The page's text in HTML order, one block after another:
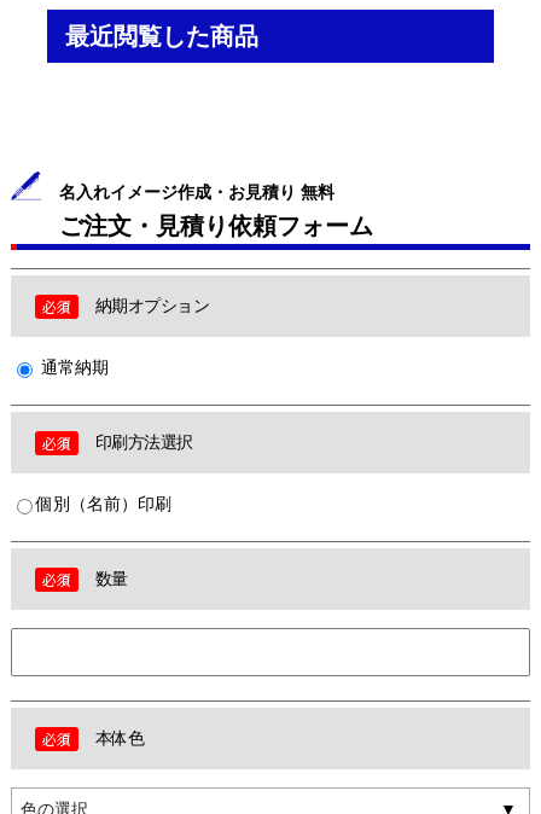
最近閲覧した商品
名入れイメージ作成・お見積り 無料
ご注文・見積り依頼フォーム
納期オプション
通常納期
印刷方法選択
個別（名前）印刷
数量
本体色
色の選択